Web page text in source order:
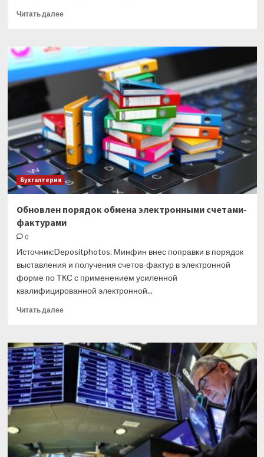
Читать далееПрочитать
Перевод
на
другую
компании
или
на
сторону:
инструкция
по
оформлению
Бухгалтерия
Обновлен порядок обмена электронными счетами-
фактурами
0
Источник:Depositphotos. Минфин внес поправки в порядок
выставления и получения счетов-фактур в электронной
форме по ТКС с применением усиленной
квалифицированной электронной...
Читать далееПрочитать
Обновлен
порядок
обмена
электронными
счетами-
фактурами